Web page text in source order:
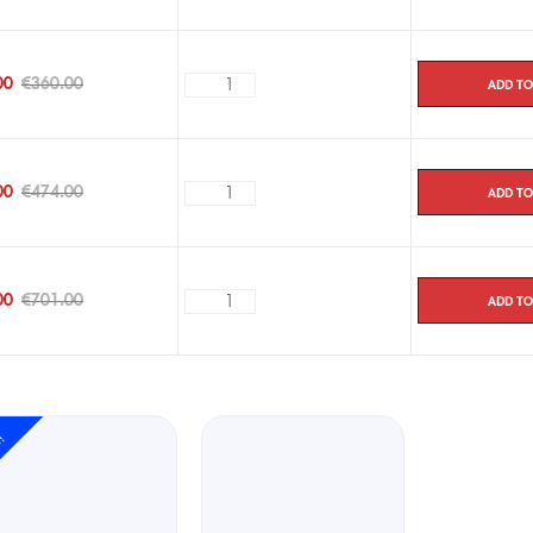
€360.00 Add
€474.00 Add
€701.00 Add